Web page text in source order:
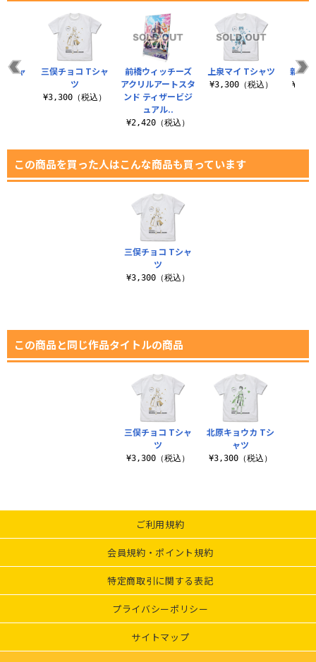
前橋ウィッチーズ
アクリルアートスタ
ンド ティザービジ
ュアル..
¥2,420（税込）
上泉マイ Tシャツ
¥3,300（税込）
新里
Tシャ
三俣チョコ Tシャ
ツ
¥3,300（税込）
この商品を買った人はこんな商品も買っています
三俣チョコ Tシャ
ツ
¥3,300（税込）
この商品と同じ作品タイトルの商品
三俣チョコ Tシャ
ツ
¥3,300（税込）
北原キョウカ Tシ
ャツ
¥3,300（税込）
ご利用規約
会員規約・ポイント規約
特定商取引に関する表記
プライバシーポリシー
サイトマップ